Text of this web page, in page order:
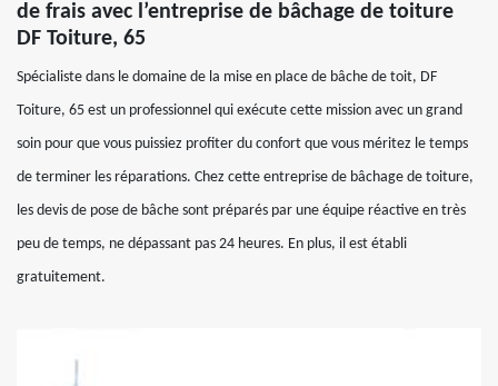
de frais avec l’entreprise de bâchage de toiture
DF Toiture, 65
Spécialiste dans le domaine de la mise en place de bâche de toit, DF
Toiture, 65 est un professionnel qui exécute cette mission avec un grand
soin pour que vous puissiez profiter du confort que vous méritez le temps
de terminer les réparations. Chez cette entreprise de bâchage de toiture,
les devis de pose de bâche sont préparés par une équipe réactive en très
peu de temps, ne dépassant pas 24 heures. En plus, il est établi
gratuitement.